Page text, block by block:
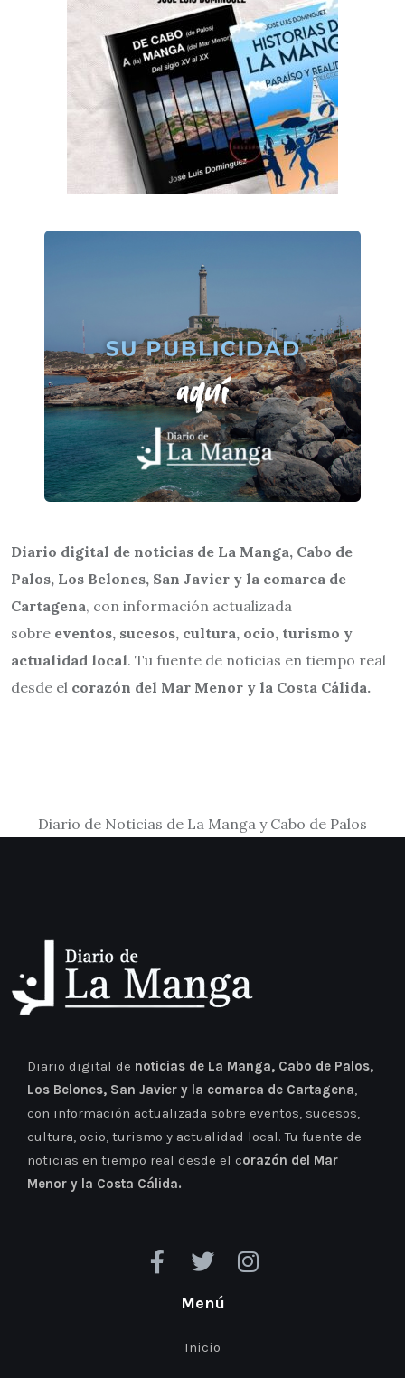
Diario digital de noticias de La Manga, Cabo de
Palos, Los Belones, San Javier y la comarca de
Cartagena, con información actualizada
sobre eventos, sucesos, cultura, ocio, turismo y
actualidad local. Tu fuente de noticias en tiempo real
desde el corazón del Mar Menor y la Costa Cálida.
Diario de Noticias de La Manga y Cabo de Palos
Diario digital de noticias de La Manga, Cabo de Palos,
Los Belones, San Javier y la comarca de Cartagena,
con información actualizada sobre eventos, sucesos,
cultura, ocio, turismo y actualidad local. Tu fuente de
noticias en tiempo real desde el corazón del Mar
Menor y la Costa Cálida.
Menú
Inicio